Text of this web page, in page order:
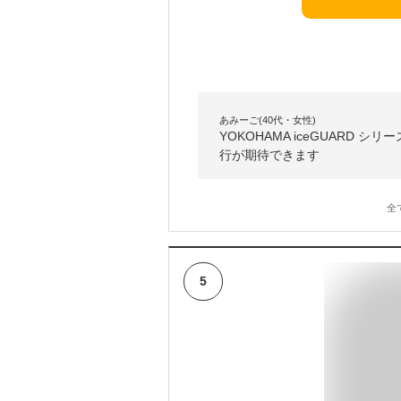
あみーご(40代・女性)
YOKOHAMA iceGUARD シリ
行が期待できます
全
5